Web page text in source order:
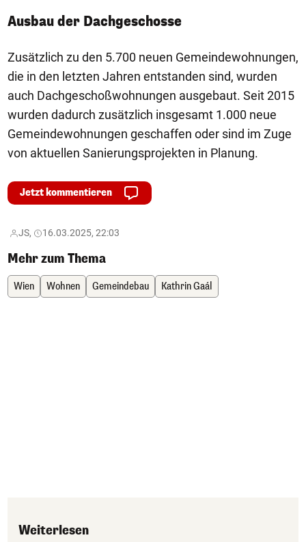
Ausbau der Dachgeschosse
Zusätzlich zu den 5.700 neuen Gemeindewohnungen,
die in den letzten Jahren entstanden sind, wurden
auch Dachgeschoßwohnungen ausgebaut. Seit 2015
wurden dadurch zusätzlich insgesamt 1.000 neue
Gemeindewohnungen geschaffen oder sind im Zuge
von aktuellen Sanierungsprojekten in Planung.
Jetzt kommentieren
JS, 16.03.2025, 22:03
Mehr zum Thema
Wien Wohnen Gemeindebau Kathrin Gaál
Weiterlesen